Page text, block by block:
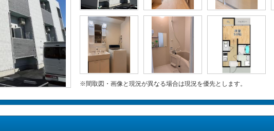
※間取図・画像と現況が異なる場合は現況を優先とします。